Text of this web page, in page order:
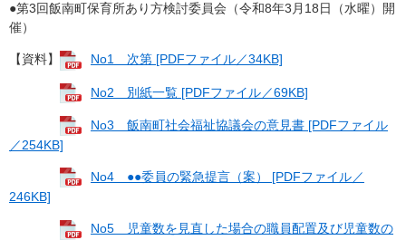
●第3回飯南町保育所あり方検討委員会（令和8年3月18日（水曜）開
催）
【資料】 No1 次第 [PDFファイル／34KB]
No2 別紙一覧 [PDFファイル／69KB]
No3 飯南町社会福祉協議会の意見書 [PDFファイル
／254KB]
No4 ●●委員の緊急提言（案） [PDFファイル／
246KB]
No5 児童数を見直した場合の職員配置及び児童数の